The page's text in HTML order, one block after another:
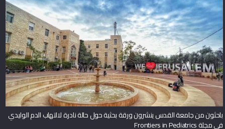
باحثون من جامعة القدس ينشرون ورقة بحثية حول حالة نادرة لالتهاب الدم الوليدي
في مجلة Frontiers in Pediatrics